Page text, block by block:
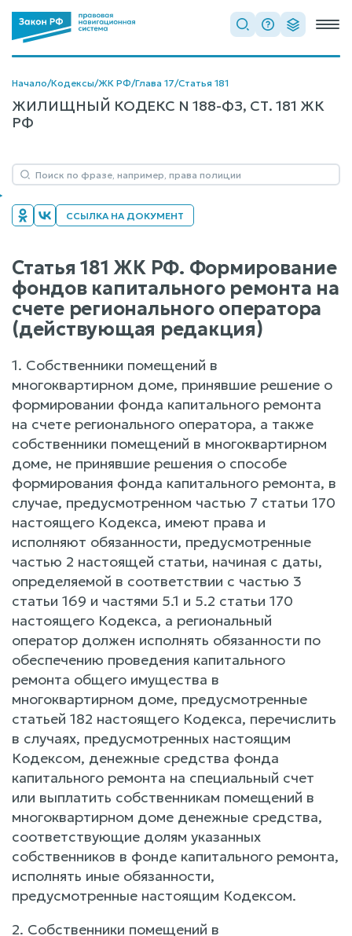
Начало/Кодексы/ЖК РФ/Глава 17/Статья 181
ЖИЛИЩНЫЙ КОДЕКС N 188-ФЗ, СТ. 181 ЖК
РФ
ССЫЛКА НА ДОКУМЕНТ
Статья 181 ЖК РФ. Формирование
фондов капитального ремонта на
счете регионального оператора
(действующая редакция)
1. Собственники помещений в
многоквартирном доме, принявшие решение о
формировании фонда капитального ремонта
на счете регионального оператора, а также
собственники помещений в многоквартирном
доме, не принявшие решения о способе
формирования фонда капитального ремонта, в
случае, предусмотренном частью 7 статьи 170
настоящего Кодекса, имеют права и
исполняют обязанности, предусмотренные
частью 2 настоящей статьи, начиная с даты,
определяемой в соответствии с частью 3
статьи 169 и частями 5.1 и 5.2 статьи 170
настоящего Кодекса, а региональный
оператор должен исполнять обязанности по
обеспечению проведения капитального
ремонта общего имущества в
многоквартирном доме, предусмотренные
статьей 182 настоящего Кодекса, перечислить
в случаях, предусмотренных настоящим
Кодексом, денежные средства фонда
капитального ремонта на специальный счет
или выплатить собственникам помещений в
многоквартирном доме денежные средства,
соответствующие долям указанных
собственников в фонде капитального ремонта,
исполнять иные обязанности,
предусмотренные настоящим Кодексом.
2. Собственники помещений в